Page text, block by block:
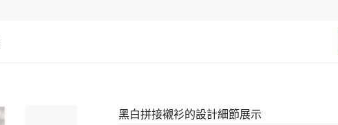
黑白拼接襯衫的設計細節展示